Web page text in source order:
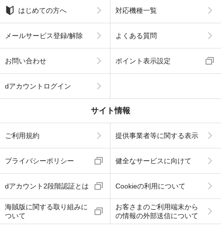
はじめての方へ 対応機種一覧
メールサービス登録/解除 よくある質問
お問い合わせ ポイント表示設定
dアカウントログイン
サイト情報
ご利用規約 提供事業者等に関する表示
プライバシーポリシー 健全なサービスに向けて
dアカウント2段階認証とは Cookieの利用について
海賊版に関する取り組みに
ついて
お客さまのご利用端末から
の情報の外部送信について